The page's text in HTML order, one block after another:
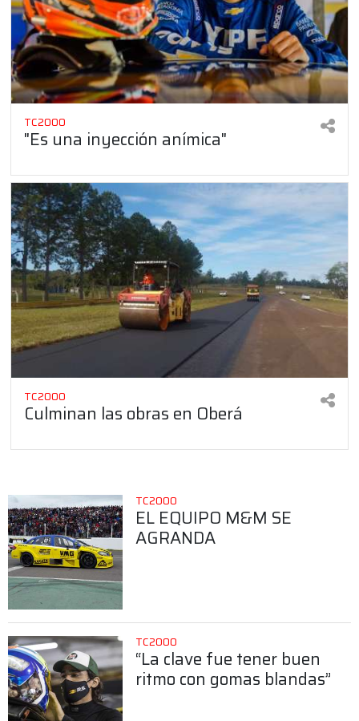
TC2000
"Es una inyección anímica"
TC2000
Culminan las obras en Oberá
TC2000
EL EQUIPO M&M SE
AGRANDA
TC2000
“La clave fue tener buen
ritmo con gomas blandas”